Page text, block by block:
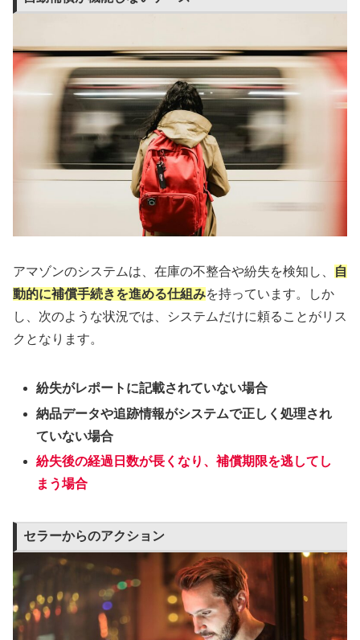
アマゾンのシステムは、在庫の不整合や紛失を検知し、
自
動的に補償手続きを進める仕組みを持っています。しか
し、次のような状況では、システムだけに頼ることがリス
クとなります。
紛失がレポートに記載されていない場合
納品データや追跡情報がシステムで正しく処理され
ていない場合
紛失後の経過日数が長くなり、補償期限を逃してし
まう場合
セラーからのアクション